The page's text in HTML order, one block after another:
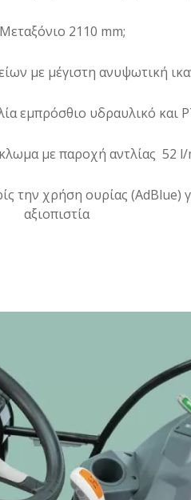
2110 mm;
με μέγιστη ανυψωτική
εμπρόσθιο υδραυλικό και
με παροχή αντλίας 52
την χρήση ουρίας (AdBlue)
αξιοπιστία